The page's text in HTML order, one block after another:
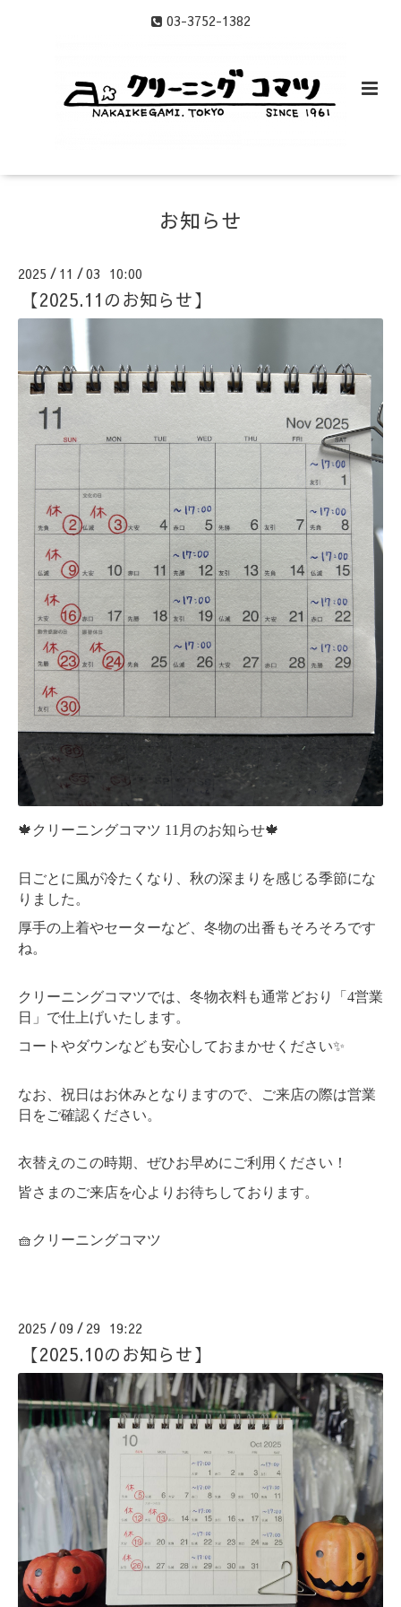
03-3752-1382
お知らせ
2025 / 11 /03 10:00
【2025.11のお知らせ】
🍁クリーニングコマツ 11月のお知らせ🍁
日ごとに風が冷たくなり、秋の深まりを感じる季節にな
りました。
厚手の上着やセーターなど、冬物の出番もそろそろです
ね。
クリーニングコマツでは、冬物衣料も通常どおり「4営業
日」で仕上げいたします。
コートやダウンなども安心しておまかせください✨
なお、祝日はお休みとなりますので、ご来店の際は営業
日をご確認ください。
衣替えのこの時期、ぜひお早めにご利用ください！
皆さまのご来店を心よりお待ちしております。
🧺クリーニングコマツ
2025 /09 / 29 19:22
【2025.10のお知らせ】